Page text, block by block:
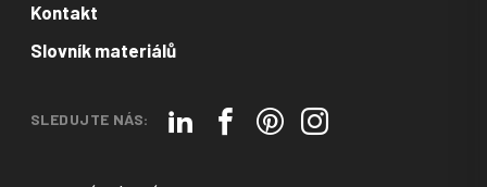
Kontakt
Slovník materiálů
SLEDUJTE NÁS: